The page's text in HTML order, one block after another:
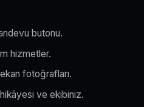
butonu.
hizmetler.
fotoğrafları.
ve ekibiniz.